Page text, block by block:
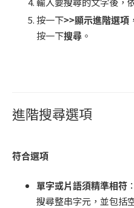
按一下>>顯示進階選項
按一下搜尋 。
進階搜尋選項
符合選項
單字或片語須精準相符
搜尋整串字元，並包括